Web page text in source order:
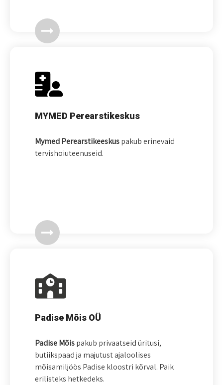
MYMED Perearstikeskus
MymedPerearstikeeskuspakub erinevaid
tervishoiuteenuseid.
Padise Mõis OÜ
Padise Mõispakub privaatseid üritusi,
butiikspaad ja majutust ajaloolises
mõisamiljöös Padise kloostri kõrval. Paik
erilisteks hetkedeks.